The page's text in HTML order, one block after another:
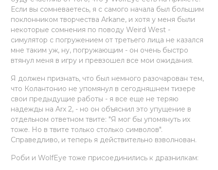
Если вы сомневаетесь, я с самого начала был большим
поклонником творчества Arkane, и хотя у меня были
некоторые сомнения по поводу Weird West -
симулятор с погружением от третьего лица не казался
мне таким уж, ну, погружающим - он очень быстро
втянул меня в игру и превзошел все мои ожидания.
Я должен признать, что был немного разочарован тем,
что Колантонио не упомянул в сегодняшнем тизере
свои предыдущие работы - я все еще не теряю
надежды на Arx 2, - но он объяснил это упущение в
отдельном ответном твите: "Я мог бы упомянуть их
тоже. Но в твите только столько символов".
Справедливо, и теперь я действительно взволнован.
Роби и WolfEye тоже присоединились к дразнилкам: